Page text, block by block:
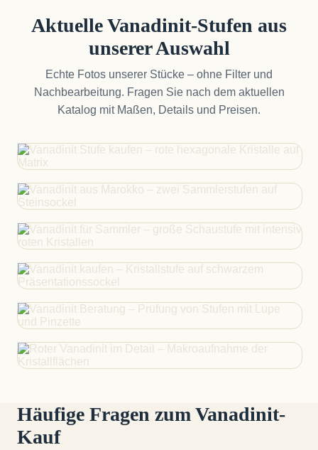
Aktuelle Vanadinit-Stufen aus
unserer Auswahl
Echte Fotos unserer Stücke – ohne Filter und
Nachbearbeitung. Fragen Sie nach dem aktuellen
Katalog mit Maßen, Details und Preisen.
Häufige Fragen zum Vanadinit-
Kauf